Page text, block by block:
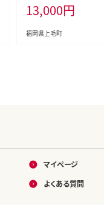
13,000円
福岡県上毛町
マイページ
よくある質問